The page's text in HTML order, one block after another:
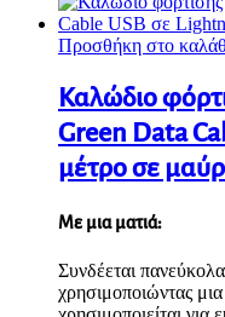
Προσθήκη στο
Καλώδιο
Green Data
μέτρο σε
Με μια ματιά:
Συνδέεται
χρησιμοποιώντας